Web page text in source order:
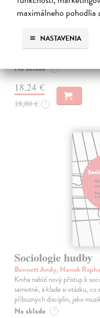
maximálneho pohodlia
NASTAVENIA
Stáří
Heidenreichová Elke| Kniha
Na sklade ?
18,24 €
18,80 € ?
Sociologie hudby
Bennett Andy, Nowak
Kniha nabízí nový přístup k
samotné, a klade si otázku,
příbuzných disciplín, jako
Na sklade ?